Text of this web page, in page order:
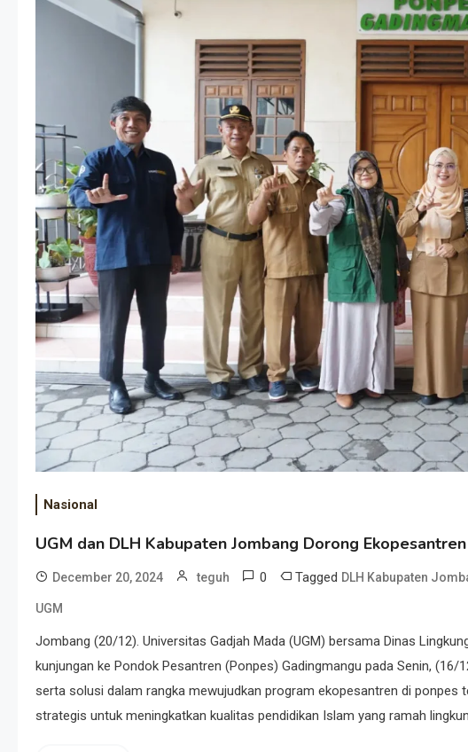
Nasional
UGM dan DLH Kabupaten Jombang Dorong
December 20, 2024 teguh 0 Tagged DLH Kabupaten
UGM
Jombang (20/12). Universitas Gadjah Mada (UGM) bersama Dinas
kunjungan ke Pondok Pesantren (Ponpes) Gadingmangu pada Senin,
serta solusi dalam rangka mewujudkan program ekopesantren di
strategis untuk meningkatkan kualitas pendidikan Islam yang ramah